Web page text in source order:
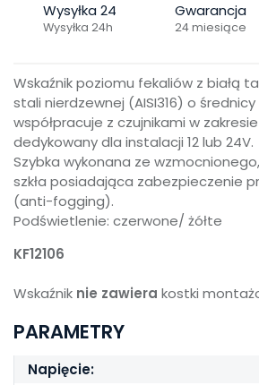
Wysyłka 24
Wysyłka 24h
Gwarancja
24 miesiące
Wskaźnik poziomu fekaliów z białą
stali nierdzewnej (AISI316) o
współpracuje z czujnikami w
dedykowany dla instalacji 12 lub 24V.
Szybka wykonana ze
szkła posiadająca zabezpieczenie
(anti-fogging).
Podświetlenie: czerwone/ żółte
KF12106
Wskaźnik nie zawiera kostki
PARAMETRY
Napięcie: